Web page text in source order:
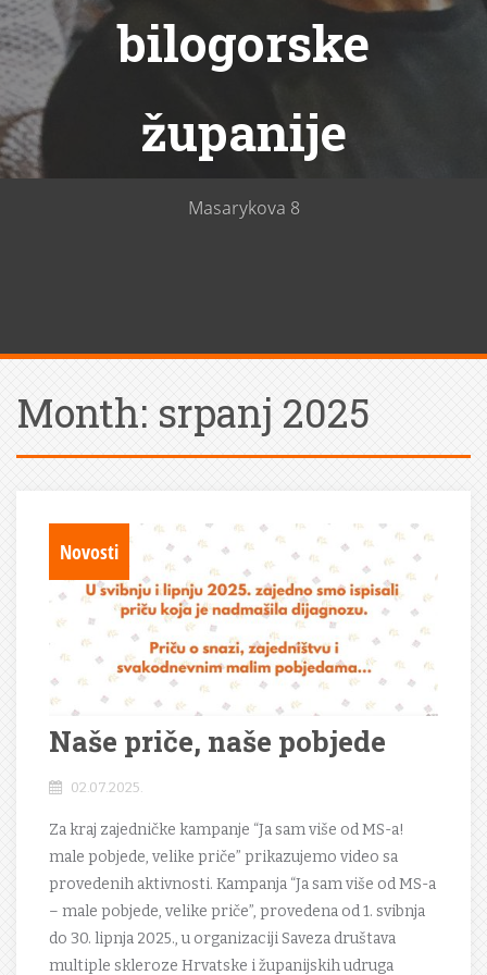
bilogorske
županije
Masarykova 8
Month: srpanj 2025
Novosti
Naše priče, naše pobjede
02.07.2025.
Za kraj zajedničke kampanje “Ja sam više od MS-a!
male pobjede, velike priče” prikazujemo video sa
provedenih aktivnosti. Kampanja “Ja sam više od MS-a
– male pobjede, velike priče”, provedena od 1. svibnja
do 30. lipnja 2025., u organizaciji Saveza društava
multiple skleroze Hrvatske i županijskih udruga